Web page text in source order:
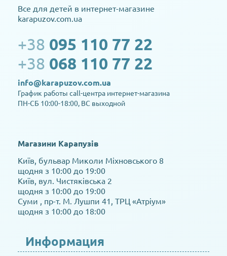
Все для детей в интернет-магазине
karapuzov.com.ua
+38 095 110 77 22
+38 068 110 77 22
info@karapuzov.com.ua
График работы call-центра интернет-магазина
ПН-СБ 10:00-18:00, ВС выходной
Магазини Карапузів
Київ, бульвар Миколи Міхновського 8
щодня з 10:00 до 19:00
Київ, вул. Чистяківська 2
щодня з 10:00 до 19:00
Суми , пр-т. М. Лушпи 41, ТРЦ «Атріум»
щодня з 10:00 до 18:00
Информация